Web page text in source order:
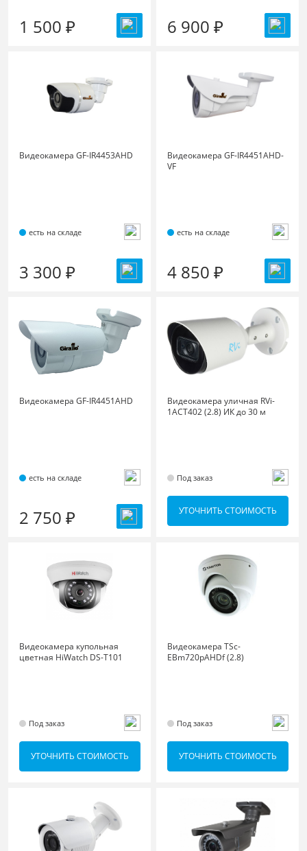
1 500 ₽ 6 900 ₽
Видеокамера GF-IR4453AHD
есть на складе
3 300 ₽
Видеокамера GF-IR4451AHD-
VF
есть на складе
4 850 ₽
Видеокамера GF-IR4451AHD
есть на складе
2 750 ₽
Видеокамера уличная RVi-
1ACT402 (2.8) ИК до 30 м
Под заказ
УТОЧНИТЬ СТОИМОСТЬ
Видеокамера купольная
цветная HiWatch DS-T101
Под заказ
УТОЧНИТЬ СТОИМОСТЬ
Видеокамера TSc-
EBm720pAHDf (2.8)
Под заказ
УТОЧНИТЬ СТОИМОСТЬ